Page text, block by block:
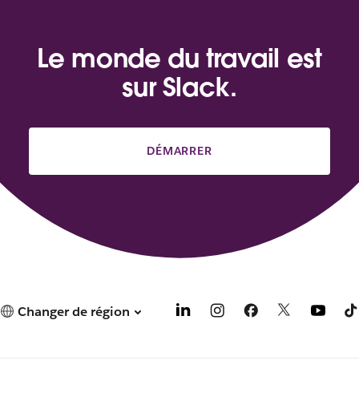
Le monde du travail est
sur Slack.
DÉMARRER
Changer de région